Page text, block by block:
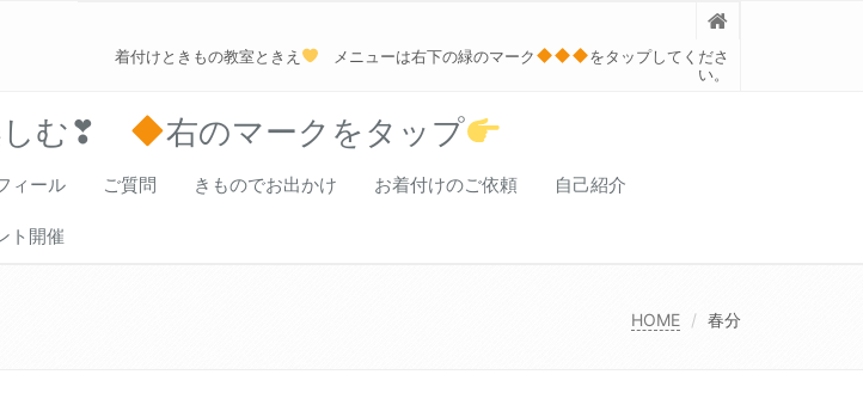
着付けときもの教室ときえ メニューは右下の緑のマーク
をタップしてくださ
い。
しむ❣ 右のマークをタップ
ィール ご質問 きものでお出かけ お着付けのご依頼 自己紹介
ト開催
HOME 春分